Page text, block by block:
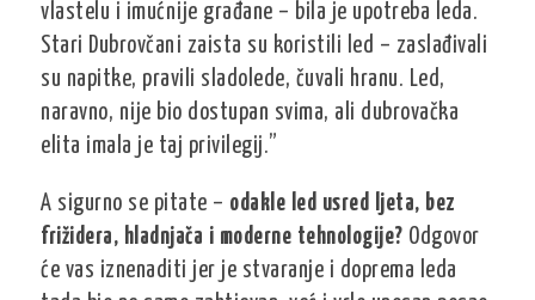
vlastelu i imućnije građane – bila je upotreba leda.
Stari Dubrovčani zaista su koristili led – zaslađivali
su napitke, pravili sladolede, čuvali hranu. Led,
naravno, nije bio dostupan svima, ali dubrovačka
elita imala je taj privilegij.”
A sigurno se pitate – odakle led usred ljeta, bez
frižidera, hladnjača i moderne tehnologije? Odgovor
će vas iznenaditi jer je stvaranje i doprema leda